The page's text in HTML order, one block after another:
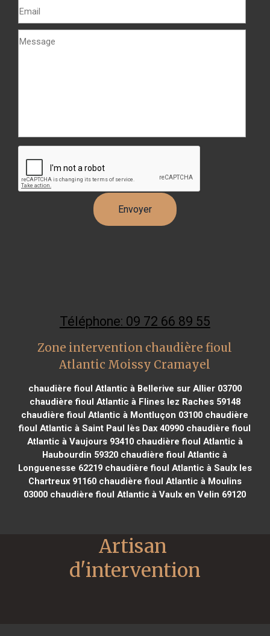
Téléphone: 09 72 66 89 55
Zone intervention chaudière fioul
Atlantic Moissy Cramayel
chaudière fioul Atlantic à Bellerive sur Allier 03700
chaudière fioul Atlantic à Flines lez Raches 59148
chaudière fioul Atlantic à Montluçon 03100 chaudière
fioul Atlantic à Saint Paul lès Dax 40990 chaudière fioul
Atlantic à Vaujours 93410chaudière fioul Atlantic à
Haubourdin 59320 chaudière fioul Atlantic à
Longuenesse 62219chaudière fioul Atlantic à Saulx les
Chartreux 91160chaudière fioul Atlantic à Moulins
03000 chaudière fioul Atlantic à Vaulx en Velin 69120
Artisan
d'intervention